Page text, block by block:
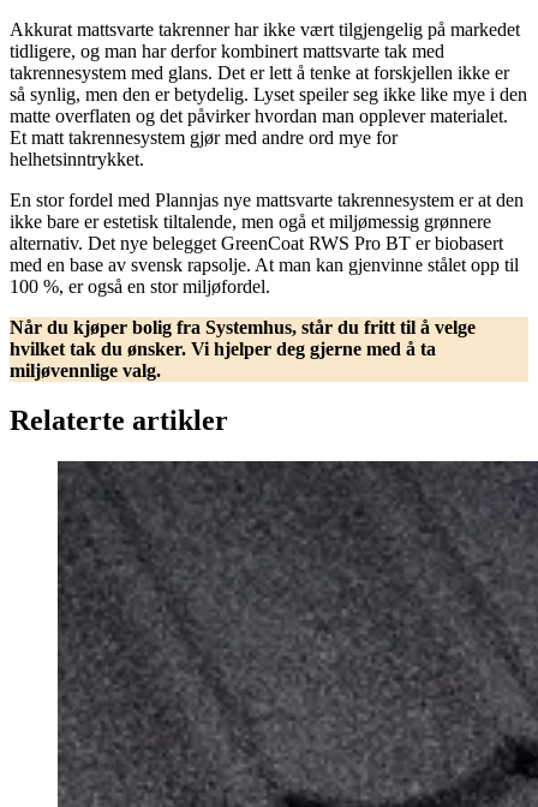
Akkurat mattsvarte takrenner har ikke vært tilgjengelig på markedet
tidligere, og man har derfor kombinert mattsvarte tak med
takrennesystem med glans. Det er lett å tenke at forskjellen ikke er
så synlig, men den er betydelig. Lyset speiler seg ikke like mye i den
matte overflaten og det påvirker hvordan man opplever materialet.
Et matt takrennesystem gjør med andre ord mye for
helhetsinntrykket.
En stor fordel med Plannjas nye mattsvarte takrennesystem er at den
ikke bare er estetisk tiltalende, men ogå et miljømessig grønnere
alternativ. Det nye belegget GreenCoat RWS Pro BT er biobasert
med en base av svensk rapsolje. At man kan gjenvinne stålet opp til
100 %, er også en stor miljøfordel.
Når du kjøper bolig fra Systemhus, står du fritt til å velge
hvilket tak du ønsker. Vi hjelper deg gjerne med å ta
miljøvennlige valg.
Relaterte artikler